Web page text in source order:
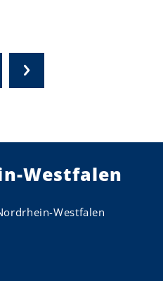
Westfalen
Westfalen